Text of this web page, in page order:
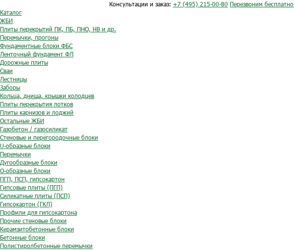
Консультации и заказ: +7 (495) 215-00-80 Перезвоним бесплатно
Каталог
ЖБИ
Плиты перекрытий ПК, ПБ, ПНО, НВ и др.
Перемычки, прогоны
Фундаментные блоки ФБС
Ленточный фундамент ФЛ
Дорожные плиты
Сваи
Лестницы
Заборы
Кольца, днища, крышки колодцев
Плиты перекрытия лотков
Плиты карнизов и лоджий
Остальные ЖБИ
Газобетон / газосиликат
Стеновые и перегородочные блоки
U-образные блоки
Перемычки
Дугообразные блоки
O-образные блоки
ПГП, ПСП, гипсокартон
Гипсовые плиты (ПГП)
Силикатные плиты (ПСП)
Гипсокартон (ГКЛ)
Профили для гипсокартона
Прочие стеновые блоки
Керамзитобетонные блоки
Бетонные блоки
Полистиролбетонные перемычки